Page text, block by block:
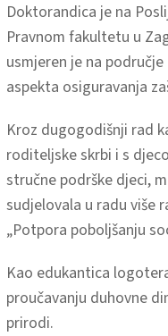
Doktorandica je na
Pravnom fakultetu u
usmjeren je na
aspekta osiguravanja
Kroz dugogodišnji rad
roditeljske skrbi i s
stručne podrške djeci,
sudjelovala u radu više
„Potpora poboljšanju
Kao edukantica
proučavanju duhovne
prirodi.